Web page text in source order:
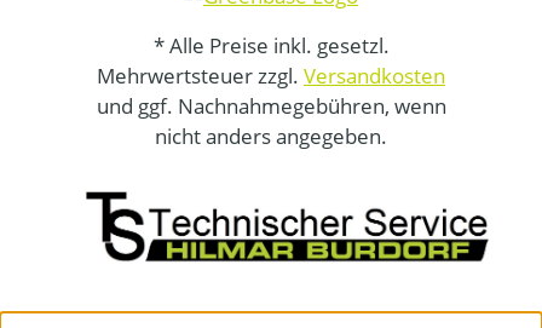
* Alle Preise inkl. gesetzl.
Mehrwertsteuer zzgl. Versandkosten
und ggf. Nachnahmegebühren, wenn
nicht anders angegeben.